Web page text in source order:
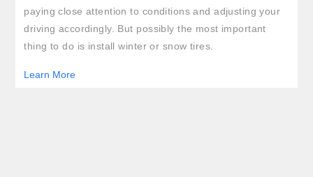
paying close attention to conditions and adjusting your
driving accordingly. But possibly the most important
thing to do is install winter or snow tires.
Learn More